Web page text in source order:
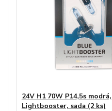
24V H1 70W P14,5s modrá,
Lightbooster, sada (2 ks)